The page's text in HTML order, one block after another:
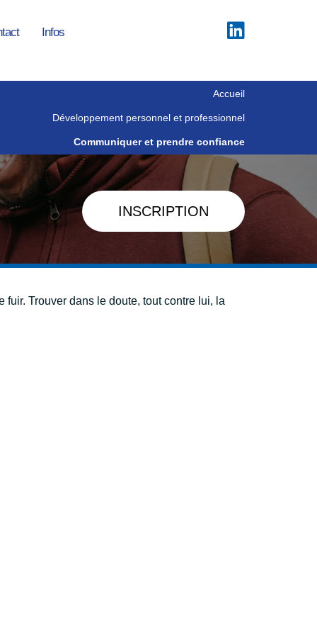
Infos
Accueil
Développement personnel et professionnel
Communiquer et prendre confiance
INSCRIPTION
fuir. Trouver dans le doute, tout contre lui, la